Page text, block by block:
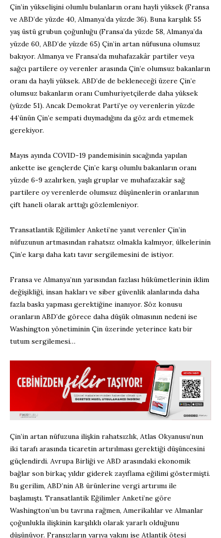
Çin’in yükselişini olumlu bulanların oranı hayli yüksek (Fransa
ve ABD’de yüzde 40, Almanya’da yüzde 36). Buna karşılık 55
yaş üstü grubun çoğunluğu (Fransa’da yüzde 58, Almanya’da
yüzde 60, ABD’de yüzde 65) Çin’in artan nüfusuna olumsuz
bakıyor. Almanya ve Fransa’da muhafazakâr partiler veya
sağcı partilere oy verenler arasında Çin’e olumsuz bakanların
oranı da hayli yüksek. ABD’de de bekleneceği üzere Çin’e
olumsuz bakanların oranı Cumhuriyetçilerde daha yüksek
(yüzde 51). Ancak Demokrat Parti’ye oy verenlerin yüzde
44’ünün Çin’e sempati duymadığını da göz ardı etmemek
gerekiyor.
Mayıs ayında COVID-19 pandemisinin sıcağında yapılan
ankette ise gençlerde Çin’e karşı olumlu bakanların oranı
yüzde 6-9 azalırken, yaşlı gruplar ve muhafazakâr sağ
partilere oy verenlerde olumsuz düşünenlerin oranlarının
çift haneli olarak arttığı gözlemleniyor.
Transatlantik Eğilimler Anketi’ne yanıt verenler Çin’in
nüfuzunun artmasından rahatsız olmakla kalmıyor, ülkelerinin
Çin’e karşı daha katı tavır sergilemesini de istiyor.
Fransa ve Almanya’nın yarısından fazlası hükümetlerinin iklim
değişikliği, insan hakları ve siber güvenlik alanlarında daha
fazla baskı yapması gerektiğine inanıyor. Söz konusu
oranların ABD’de görece daha düşük olmasının nedeni ise
Washington yönetiminin Çin üzerinde yeterince katı bir
tutum sergilemesi…
Çin’in artan nüfuzuna ilişkin rahatsızlık, Atlas Okyanusu’nun
iki tarafı arasında ticaretin artırılması gerektiği düşüncesini
güçlendirdi. Avrupa Birliği ve ABD arasındaki ekonomik
bağlar son birkaç yıldır giderek zayıflama eğilimi göstermişti.
Bu gerilim, ABD’nin AB ürünlerine vergi artırımı ile
başlamıştı. Transatlantik Eğilimler Anketi’ne göre
Washington’un bu tavrına rağmen, Amerikalılar ve Almanlar
çoğunlukla ilişkinin karşılıklı olarak yararlı olduğunu
düşünüyor. Fransızların yarıya yakını ise Atlantik ötesi